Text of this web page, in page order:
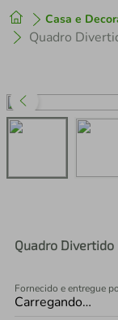
Casa e
Quadro Divertido
Fornecido e entregue
Carregando…
1º tenis
perfume